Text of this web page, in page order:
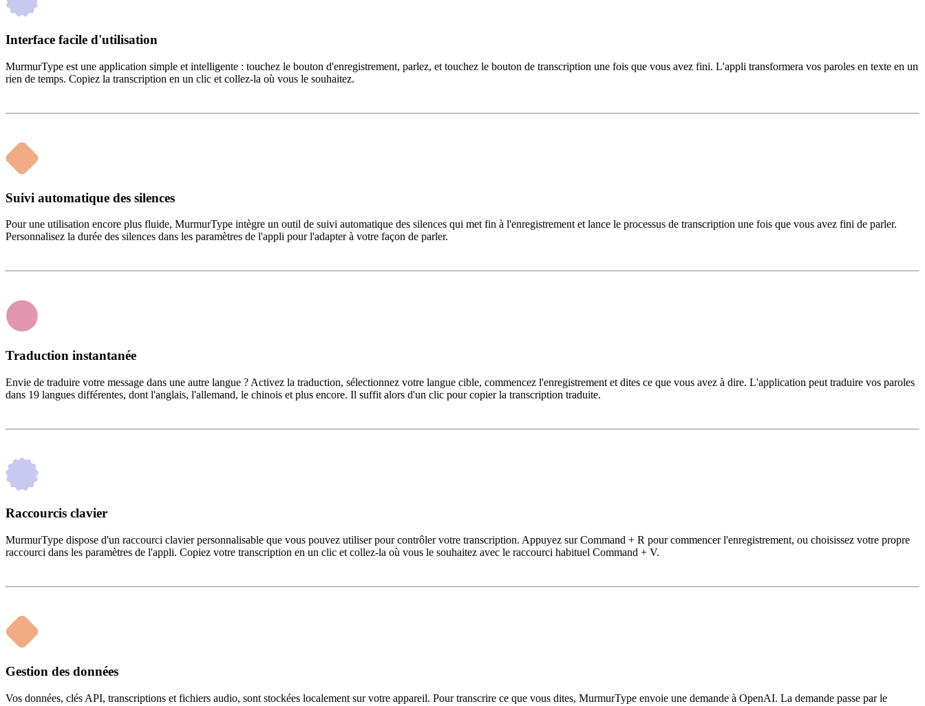
Interface facile d'utilisation
MurmurType est une application simple et intelligente : touchez le bouton d'enregistrement, parlez, et touchez le bouton de transcription une fois que vous avez fini. L'appli transformera vos paroles en texte en un
rien de temps. Copiez la transcription en un clic et collez-la où vous le souhaitez.
Suivi automatique des silences
Pour une utilisation encore plus fluide, MurmurType intègre un outil de suivi automatique des silences qui met fin à l'enregistrement et lance le processus de transcription une fois que vous avez fini de parler.
Personnalisez la durée des silences dans les paramètres de l'appli pour l'adapter à votre façon de parler.
Traduction instantanée
Envie de traduire votre message dans une autre langue ? Activez la traduction, sélectionnez votre langue cible, commencez l'enregistrement et dites ce que vous avez à dire. L'application peut traduire vos paroles
dans 19 langues différentes, dont l'anglais, l'allemand, le chinois et plus encore. Il suffit alors d'un clic pour copier la transcription traduite.
Raccourcis clavier
MurmurType dispose d'un raccourci clavier personnalisable que vous pouvez utiliser pour contrôler votre transcription. Appuyez sur Command + R pour commencer l'enregistrement, ou choisissez votre propre
raccourci dans les paramètres de l'appli. Copiez votre transcription en un clic et collez-la où vous le souhaitez avec le raccourci habituel Command + V.
Gestion des données
Vos données, clés API, transcriptions et fichiers audio, sont stockées localement sur votre appareil. Pour transcrire ce que vous dites, MurmurType envoie une demande à OpenAI. La demande passe par le